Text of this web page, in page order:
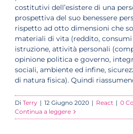
costitutivi dell’esistere di una
prospettiva del suo benessere
rispetto ad otto dimensioni che
materiali di vita (reddito, consumi
istruzione, attività personali
opinione politica e governo,
sociali, ambiente ed infine,
di natura fisica). Quindi
Di Terry | 12 Giugno 2020 | React | 0
Continua a leggere